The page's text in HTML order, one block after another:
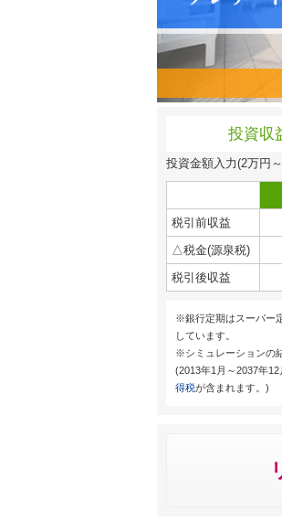
投資収
投資金額入力(2万円
税引前収益
△税金(源泉税)
税引後収益
※銀行定期はスーパー
しています。
※シミュレーションの
(2013年1月～2037年
得税が含まれます。)